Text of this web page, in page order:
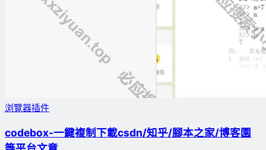
浏覽器插件
codebox-一鍵複制下載csdn/知乎/腳本之家/博客園